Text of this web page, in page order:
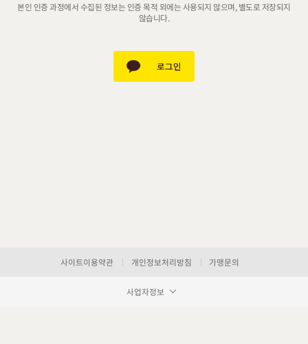
본인 인증 과정에서 수집된 정보는 인증 목적 외에는 사용되지 않으며, 별도로 저장되지
않습니다.
사이트이용약관 개인정보처리방침 가맹문의
사업자정보